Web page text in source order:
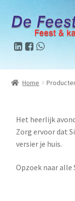
Home
Het heerlijk
Zorg ervoor dat
versier je huis.
Opzoek naar alle